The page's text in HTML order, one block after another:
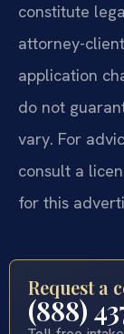
constitute
attorney-
application
do not
vary. For
consult a
for this
Request a
(888)